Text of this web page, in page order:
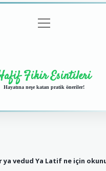
menüyü
aç
Fikir Esintileri
Hayatına neşe katan pratik öneriler!
ya vedud Ya Latif ne için